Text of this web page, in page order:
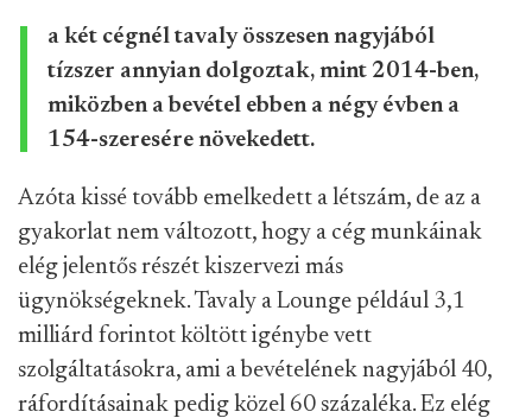
a két cégnél tavaly összesen nagyjából
tízszer annyian dolgoztak, mint 2014-ben,
miközben a bevétel ebben a négy évben a
154-szeresére növekedett.
Azóta kissé tovább emelkedett a létszám, de az a
gyakorlat nem változott, hogy a cég munkáinak
elég jelentős részét kiszervezi más
ügynökségeknek. Tavaly a Lounge például 3,1
milliárd forintot költött igénybe vett
szolgáltatásokra, ami a bevételének nagyjából 40,
ráfordításainak pedig közel 60 százaléka. Ez elég